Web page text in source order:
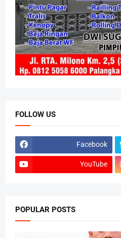
FOLLOW US
Facebook
YouTube
POPULAR POSTS